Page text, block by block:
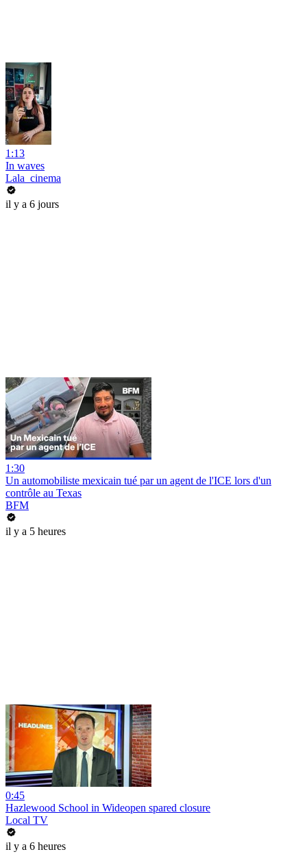
1:13
In waves
Lala_cinema
il y a 6 jours
1:30
Un automobiliste mexicain tué par un agent de l'ICE lors d'un
contrôle au Texas
BFM
il y a 5 heures
0:45
Hazlewood School in Wideopen spared closure
Local TV
il y a 6 heures